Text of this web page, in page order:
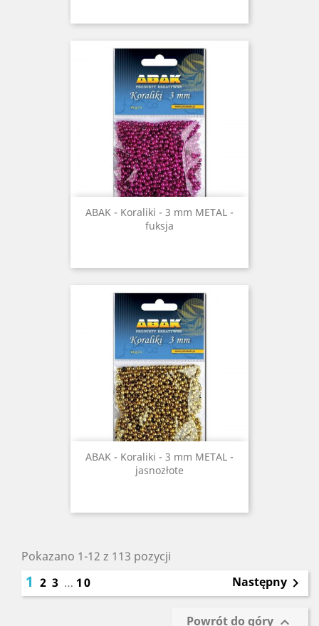
ABAK - Koraliki - 3 mm METAL -
fuksja
ABAK - Koraliki - 3 mm METAL -
jasnozłote
Pokazano 1-12 z 113 pozycji
1 2 3 … 10 Następny 
Powrót do góry 